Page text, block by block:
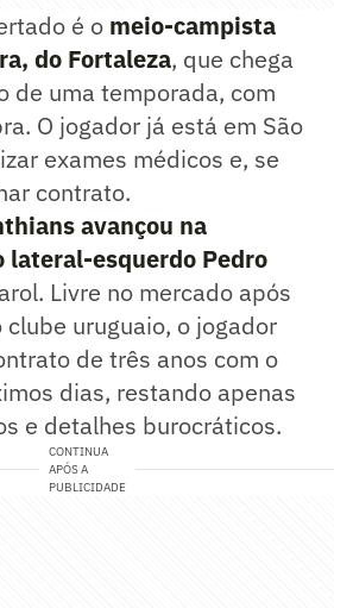
é o meio-campista
do Fortaleza, que chega
de uma temporada, com
O jogador já está em São
exames médicos e, se
contrato.
avançou na
lateral-esquerdo Pedro
Livre no mercado após
uruguaio, o jogador
de três anos com o
dias, restando apenas
e detalhes burocráticos.
CONTINUA
APÓS A
PUBLICIDADE